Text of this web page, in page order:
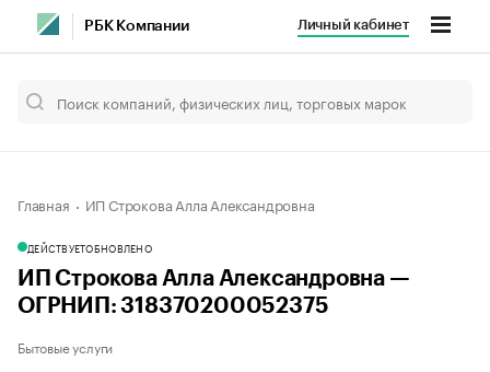
РБК Компании Личный кабинет
Главная ИП Строкова Алла Александровна
ДЕЙСТВУЕТОБНОВЛЕНО
ИП Строкова Алла Александровна —
ОГРНИП: 318370200052375
Бытовые услуги